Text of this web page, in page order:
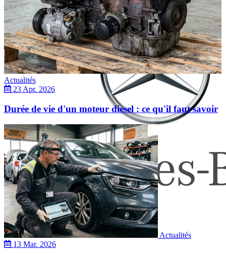
Mercedes
Actualités
23 Apr. 2026
Durée de vie d'un moteur diesel : ce qu'il faut savoir
Actualités
13 Mar. 2026